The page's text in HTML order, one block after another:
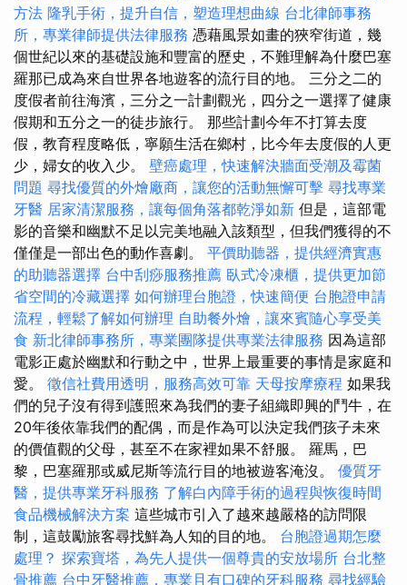
方法 隆乳手術，提升自信，塑造理想曲線 台北律師事務
所，專業律師提供法律服務 憑藉風景如畫的狹窄街道，幾
個世紀以來的基礎設施和豐富的歷史，不難理解為什麼巴塞
羅那已成為來自世界各地遊客的流行目的地。 三分之二的
度假者前往海濱，三分之一計劃觀光，四分之一選擇了健康
假期和五分之一的徒步旅行。 那些計劃今年不打算去度
假，教育程度略低，寧願生活在鄉村，比今年去度假的人更
少，婦女的收入少。 壁癌處理，快速解決牆面受潮及霉菌
問題 尋找優質的外燴廠商，讓您的活動無懈可擊 尋找專業
牙醫 居家清潔服務，讓每個角落都乾淨如新 但是，這部電
影的音樂和幽默不足以完美地融入該類型，但我們獲得的不
僅僅是一部出色的動作喜劇。 平價助聽器，提供經濟實惠
的助聽器選擇 台中刮痧服務推薦 臥式冷凍櫃，提供更加節
省空間的冷藏選擇 如何辦理台胞證，快速簡便 台胞證申請
流程，輕鬆了解如何辦理 自助餐外燴，讓來賓隨心享受美
食 新北律師事務所，專業團隊提供專業法律服務 因為這部
電影正處於幽默和行動之中，世界上最重要的事情是家庭和
愛。 徵信社費用透明，服務高效可靠 天母按摩療程 如果我
們的兒子沒有得到護照來為我們的妻子組織即興的鬥牛，在
20年後依靠我們的配偶，而是作為可以決定我們孩子未來
的價值觀的父母，甚至不在家裡如果不舒服。 羅馬，巴
黎，巴塞羅那或威尼斯等流行目的地被遊客淹沒。 優質牙
醫，提供專業牙科服務 了解白內障手術的過程與恢復時間
食品機械解決方案 這些城市引入了越來越嚴格的訪問限
制，這鼓勵旅客尋找鮮為人知的目的地。 台胞證過期怎麼
處理？ 探索寶塔，為先人提供一個尊貴的安放場所 台北整
骨推薦 台中牙醫推薦，專業且有口碑的牙科服務 尋找經驗